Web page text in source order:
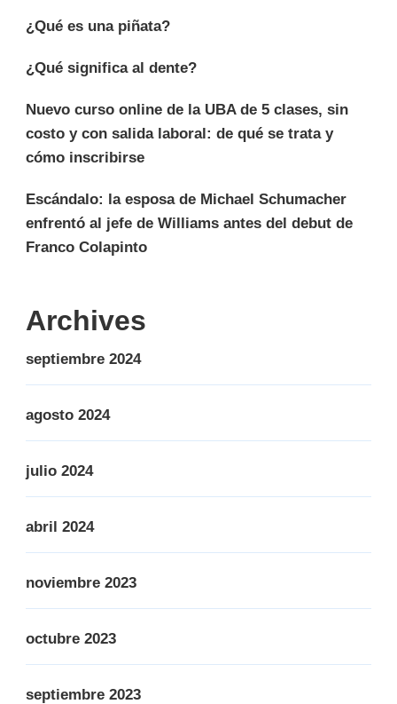
¿Qué es una piñata?
¿Qué significa al dente?
Nuevo curso online de la UBA de 5 clases, sin
costo y con salida laboral: de qué se trata y
cómo inscribirse
Escándalo: la esposa de Michael Schumacher
enfrentó al jefe de Williams antes del debut de
Franco Colapinto
Archives
septiembre 2024
agosto 2024
julio 2024
abril 2024
noviembre 2023
octubre 2023
septiembre 2023